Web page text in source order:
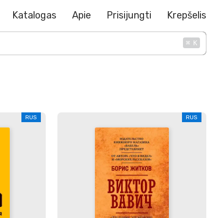
Katalogas Apie Prisijungti Krepšelis
⌘ K
RUS RUS